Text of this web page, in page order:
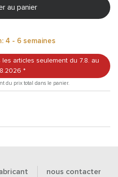
au panier
4 - 6 semaines
les articles seulement du 7.8. au
*
du prix total dans le panier.
nous contacter